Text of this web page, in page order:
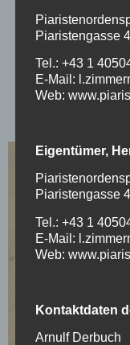
Alle
geweiht.
“Advent
Piaristengasse
Tel.: +43 1
E-Mail:
Web:
Eigentümer,
Piaristengasse
Tel.: +43 1
E-Mail:
Web:
Kontaktdaten
Arnulf Derbuch